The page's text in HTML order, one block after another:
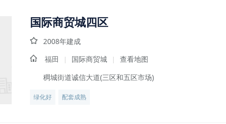
国际商贸城四区
2008年建成
福田
| 国际商贸城 |
查看地图
稠城街道诚信大道(三区和五区市场)
绿化好 配套成熟